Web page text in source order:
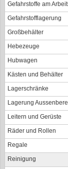
Gefahrstoffe am
Gefahrstofflagerung
Großbehälter
Hebezeuge
Hubwagen
Kästen und Behälter
Lagerschränke
Lagerung
Leitern und Gerüste
Räder und Rollen
Regale
Reinigung